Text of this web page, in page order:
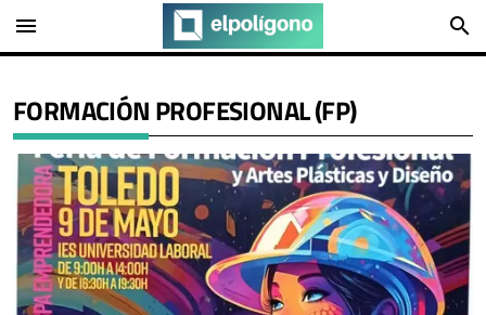
menu search
FORMACIÓN PROFESIONAL (FP)